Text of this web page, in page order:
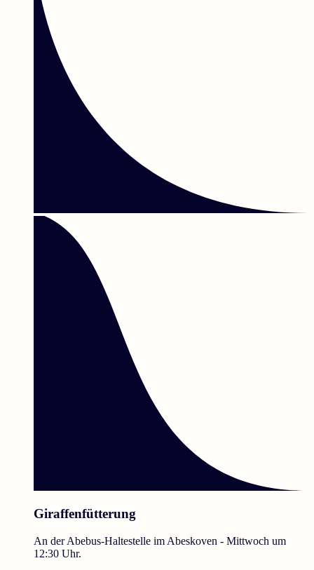
Giraffenfütterung
An der Abebus-Haltestelle im Abeskoven - Mittwoch um
12:30 Uhr.